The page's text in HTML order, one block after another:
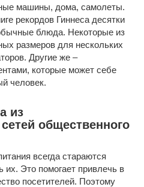
машины, дома, самолеты.
рекордов Гиннеса десятки
блюда. Некоторые из
размеров для нескольких
Другие же –
которые может себе
человек.
из
общественного
всегда стараются
их. Это помогает привлечь в
посетителей. Поэтому